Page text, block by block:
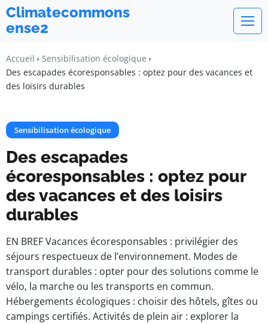
Climatecommons
ense2
Accueil
Sensibilisation écologique
Des escapades écoresponsables : optez pour des vacances et
des loisirs durables
Sensibilisation écologique
Des escapades
écoresponsables : optez pour
des vacances et des loisirs
durables
EN BREF Vacances écoresponsables : privilégier des
séjours respectueux de l’environnement. Modes de
transport durables : opter pour des solutions comme le
vélo, la marche ou les transports en commun.
Hébergements écologiques : choisir des hôtels, gîtes ou
campings certifiés. Activités de plein air : explorer la